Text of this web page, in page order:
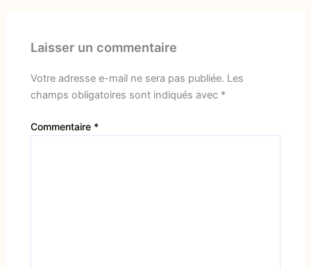
Laisser un commentaire
Votre adresse e-mail ne sera pas publiée. Les
champs obligatoires sont indiqués avec *
Commentaire *